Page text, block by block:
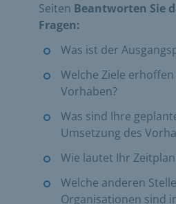
Seiten Beantworten Sie
Fragen:
Was ist der
Welche Ziele
Vorhaben?
Was sind Ihre
Umsetzung des
Wie lautet Ihr
Welche anderen
Organisationen sind